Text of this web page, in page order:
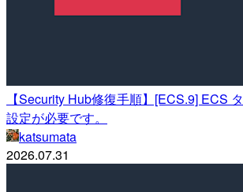
【Security Hub修復手順】[ECS.9] ECS
設定が必要です。
katsumata
2026.07.31